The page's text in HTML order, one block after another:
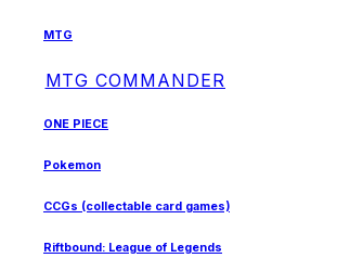
MTG
MTG COMMANDER
ONE PIECE
Pokemon
CCGs (collectable card games)
Riftbound: League of Legends